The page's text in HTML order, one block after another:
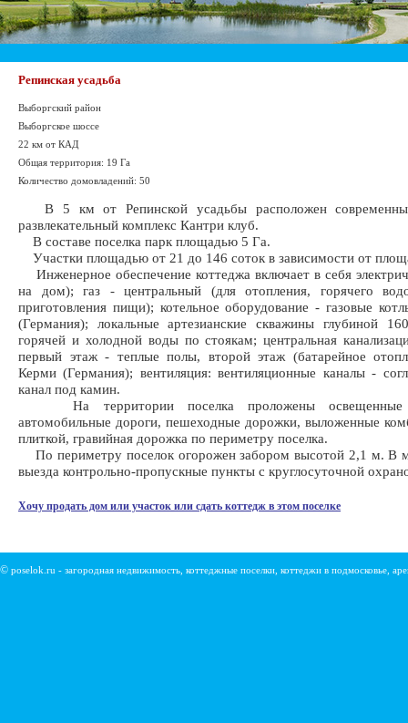
Репинская усадьба
Выборгский район
Выборгское шоссе
22 км от КАД
Общая территория: 19 Га
Количество домовладений: 50
В 5 км от Репинской усадьбы расположен
развлекательный комплекс Кантри клуб.
В составе поселка парк площадью 5 Га.
Участки площадью от 21 до 146 соток в зависимости от
Инженерное обеспечение коттеджа включает в себя
на дом); газ - центральный (для отопления, горячего
приготовления пищи); котельное оборудование - газовые
(Германия); локальные артезианские скважины глубиной
горячей и холодной воды по стоякам; центральная
первый этаж - теплые полы, второй этаж (батарейное
Керми (Германия); вентиляция: вентиляционные каналы -
канал под камин.
На территории поселка проложены освещенные
автомобильные дороги, пешеходные дорожки, выложенные
плиткой, гравийная дорожка по периметру поселка.
По периметру поселок огорожен забором высотой 2,1 м. В
выезда контрольно-пропускные пункты с круглосуточной
Хочу продать дом или участок или сдать коттедж в этом поселке
© poselok.ru - загородная недвижимость, коттеджные поселки, коттеджи в подмосковье,